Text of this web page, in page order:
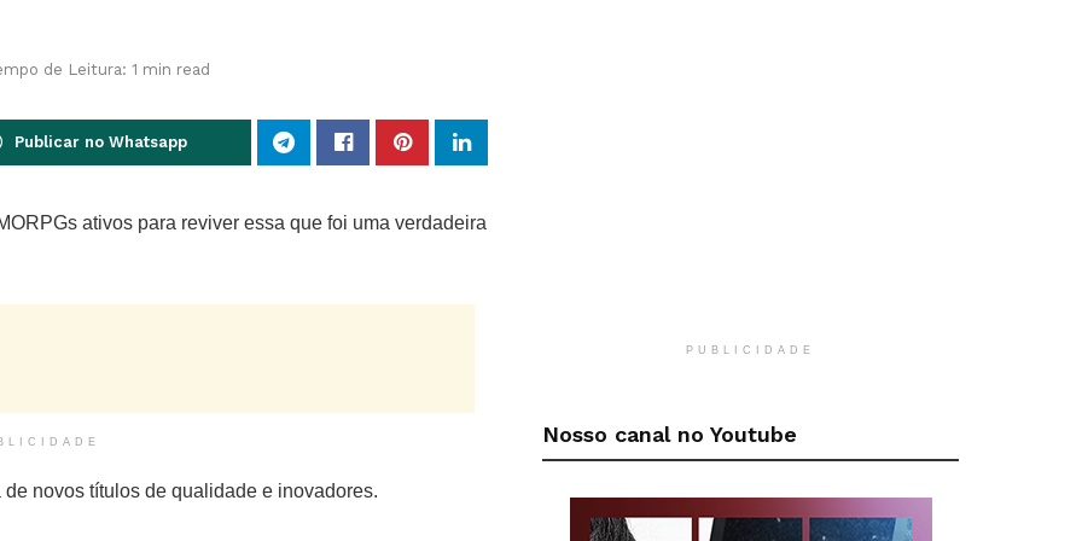
de Leitura: 1 min read
Publicar no Whatsapp
ativos para reviver essa que foi uma verdadeira
novos títulos de qualidade e inovadores.
PUBLICIDADE
Nosso canal no Youtube